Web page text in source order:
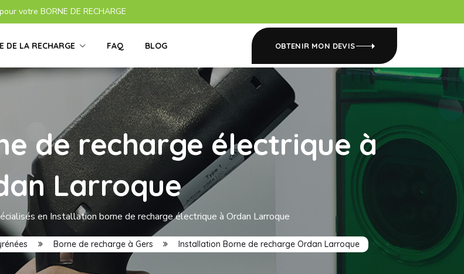
votre BORNE DE RECHARGE
DE LA RECHARGE FAQ BLOG OBTENIR MON DEVIS
de recharge électrique à
Larroque
en Installation borne de recharge électrique à Ordan Larroque
Borne de recharge à Gers Installation Borne de recharge Ordan Larroque